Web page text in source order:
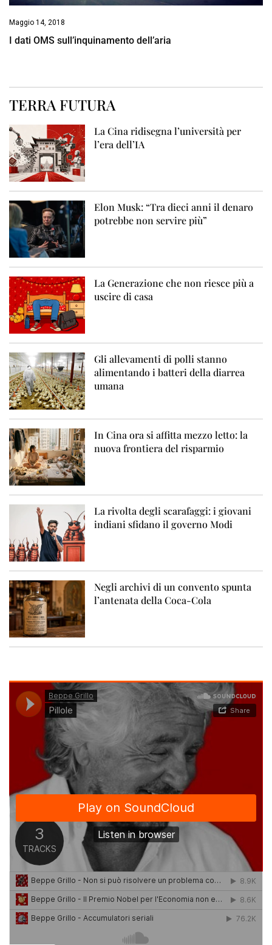
Maggio 14, 2018
I dati OMS sull’inquinamento dell’aria
TERRA FUTURA
La Cina ridisegna l’università per
l’era dell’IA
Elon Musk: “Tra dieci anni il denaro
potrebbe non servire più”
La Generazione che non riesce più a
uscire di casa
Gli allevamenti di polli stanno
alimentando i batteri della diarrea
umana
In Cina ora si affitta mezzo letto: la
nuova frontiera del risparmio
La rivolta degli scarafaggi: i giovani
indiani sfidano il governo Modi
Negli archivi di un convento spunta
l’antenata della Coca-Cola